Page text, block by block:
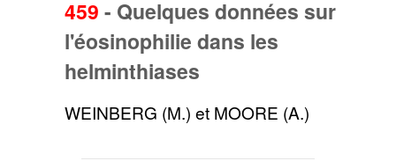
459 - Quelques données sur
l'éosinophilie dans les
helminthiases
WEINBERG (M.) et MOORE (A.)